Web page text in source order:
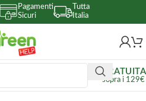
Pagamenti
Sicuri
Tutta
Italia
GRATUITA
sopra i 129€